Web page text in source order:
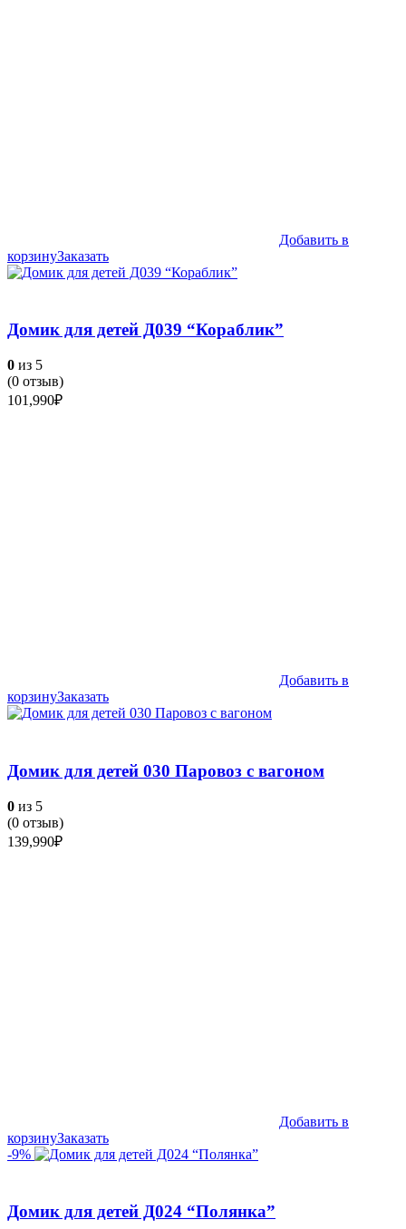
Добавить в
корзинуЗаказать
Домик для детей Д039 “Кораблик”
0 из 5
(0 отзыв)
101,990₽
Добавить в
корзинуЗаказать
Домик для детей 030 Паровоз с вагоном
0 из 5
(0 отзыв)
139,990₽
Добавить в
корзинуЗаказать
-9%
Домик для детей Д024 “Полянка”